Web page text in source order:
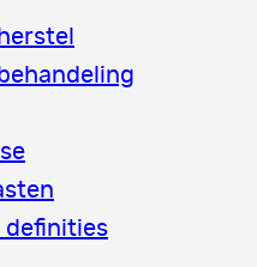
definities